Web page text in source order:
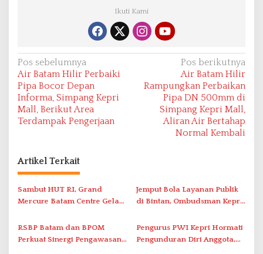
Ikuti Kami
N
a
v
i
s
i
p
s
Pos sebelumnya
Air Batam Hilir Perbaiki
Pipa Bocor Depan
Informa, Simpang Kepri
Mall, Berikut Area
Terdampak Pengerjaan
Pos berikutnya
Air Batam Hilir
Rampungkan Perbaikan
Pipa DN 500mm di
Simpang Kepri Mall,
Aliran Air Bertahap
Normal Kembali
Artikel Terkait
Sambut HUT RI, Grand
Mercure Batam Centre Gelar
Nusantara’
Jemput Bola Layanan Publik
di Bintan, Ombudsman Kepri
Solar Nelayan
RSBP Batam dan BPOM
Perkuat Sinergi Pengawasan
Pengurus PWI Kepri Hormati
Pengunduran Diri Anggota,